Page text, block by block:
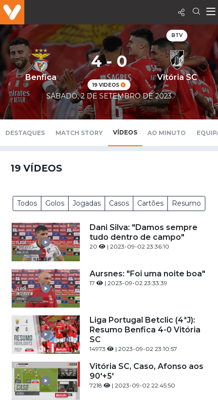
BTV
Benfica
4 - 0
19 VIDEOS
Vitória SC
SÁBADO, 2 DE SETEMBRO DE 2023
DESTAQUES MATCH STORY VÍDEOS AO MINUTO
19 VÍDEOS
Todos Golos Jogadas Casos Cartões Resumo
Dani Silva: "Damos sempre
tudo dentro de campo"
20 | 2023-09-02 23:36:10
Aursnes: "Foi uma noite boa"
17 | 2023-09-02 23:33:39
Liga Portugal Betclic (4ªJ):
Resumo Benfica 4-0 Vitória
SC
14973 | 2023-09-02 23:10:57
Vitória SC, Caso, Afonso aos
90'+5'
7218 | 2023-09-02 22:45:50